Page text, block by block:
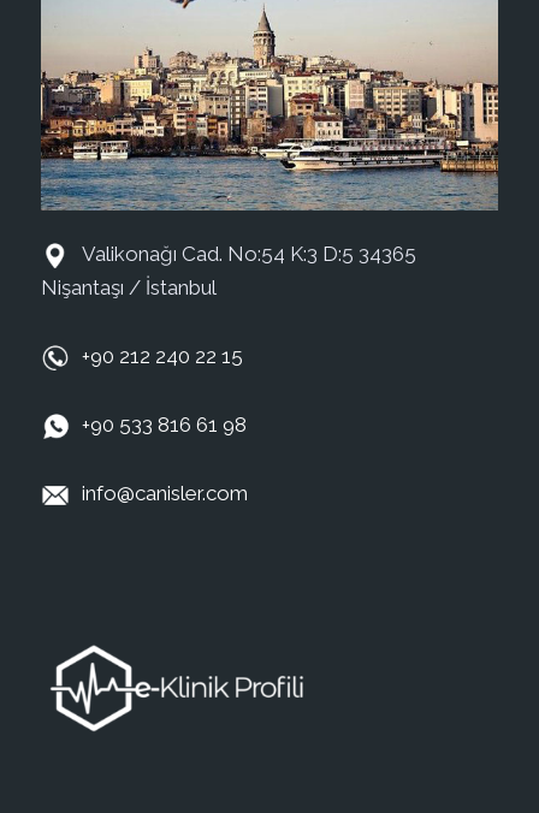
Valikonağı Cad. No:54 K:3 D:5 34365
Nişantaşı / İstanbul
+90 212 240 22 15
+90 533 816 61 98
info@canisler.com